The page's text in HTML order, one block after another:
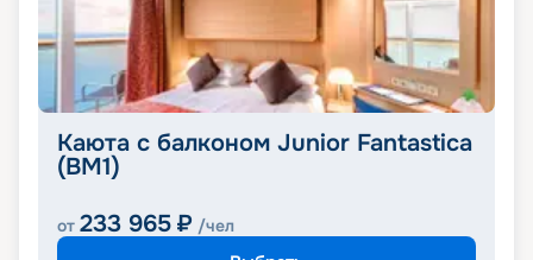
Каюта с балконом Junior Fantastica
(BM1)
от 233 965 ₽ /чел